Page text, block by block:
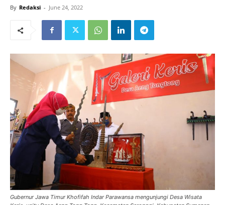
By Redaksi - June 24, 2022
Gubernur Jawa Timur Khofifah Indar Parawansa mengunjungi Desa Wisata